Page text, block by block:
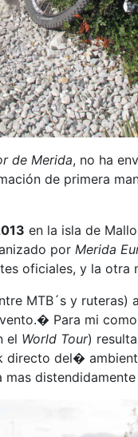
de Merida, no ha
de primera
en la isla de
por Merida
oficiales, y la otra
MTB´s y
Para mi como
el World Tour)
del�